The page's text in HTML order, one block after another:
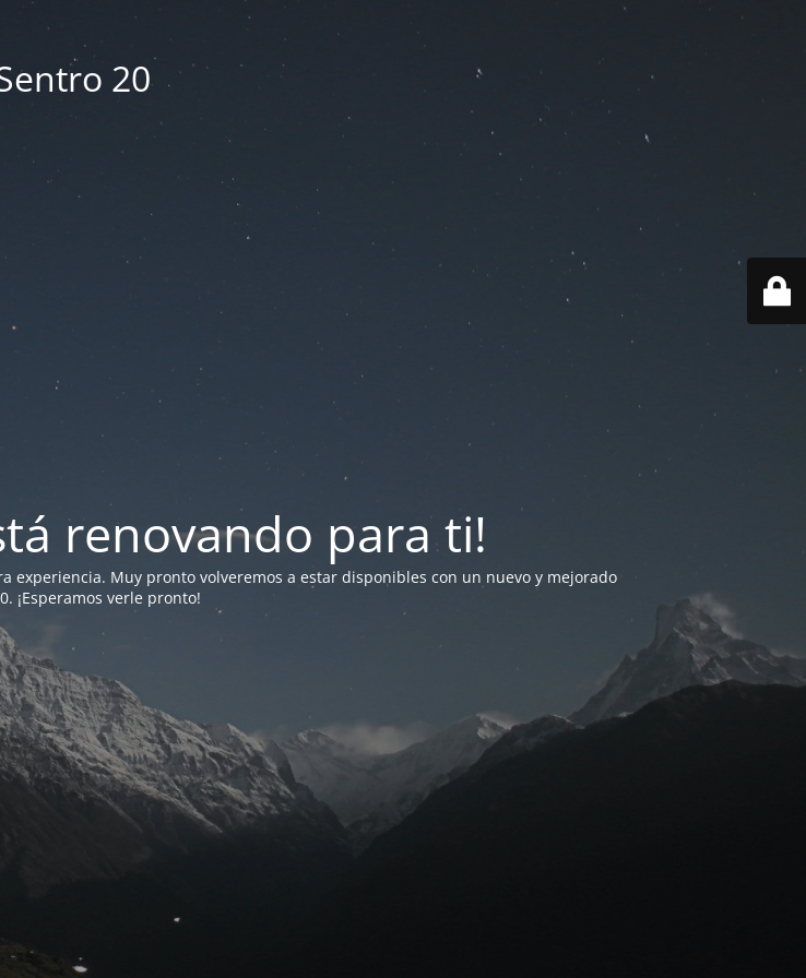
20
renovando para ti!
Muy pronto volveremos a estar disponibles con un nuevo y mejorado
¡Esperamos verle pronto!